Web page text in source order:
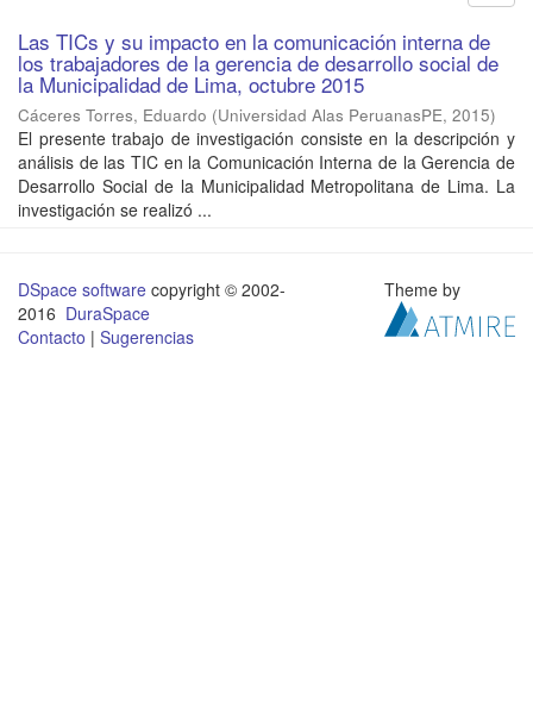
Las TICs y su impacto en la comunicación interna de
los trabajadores de la gerencia de desarrollo social de
la Municipalidad de Lima, octubre 2015
Cáceres Torres, Eduardo (Universidad Alas PeruanasPE, 2015)
El presente trabajo de investigación consiste en la descripción y
análisis de las TIC en la Comunicación Interna de la Gerencia de
Desarrollo Social de la Municipalidad Metropolitana de Lima. La
investigación se realizó ...
DSpace software copyright © 2002-
2016 DuraSpace
Contacto | Sugerencias
Theme by